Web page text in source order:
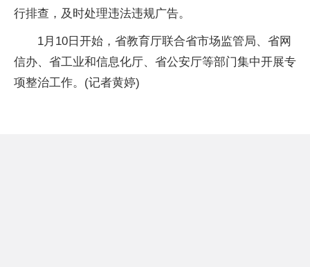
行排查，及时处理违法违规广告。
1月10日开始，省教育厅联合省市场监管局、省网
信办、省工业和信息化厅、省公安厅等部门集中开展专
项整治工作。(记者黄婷)